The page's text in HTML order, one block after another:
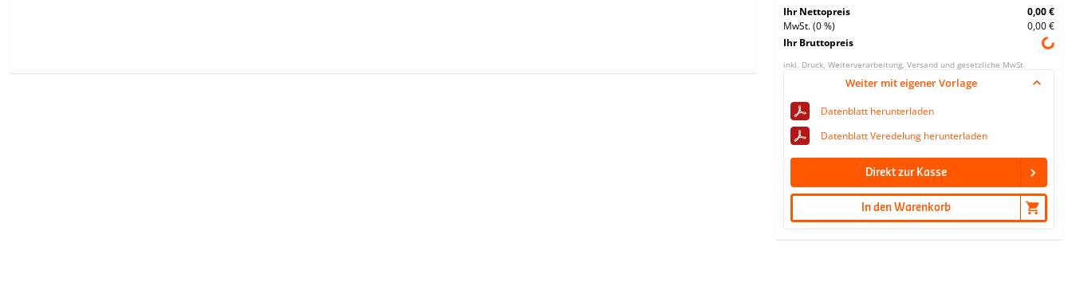
Ihr Nettopreis
0,00 €
MwSt. (0 %)
0,00 €
Ihr Bruttopreis
inkl. Druck, Weiterverarbeitung, Versand und gesetzliche MwSt.
Weiter mit eigener Vorlage
Datenblatt herunterladen
Datenblatt Veredelung herunterladen
Direkt zur Kasse
In den Warenkorb